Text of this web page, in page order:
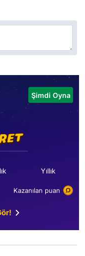
Şimdi Oyna
Yıllık
Kazanılan puan